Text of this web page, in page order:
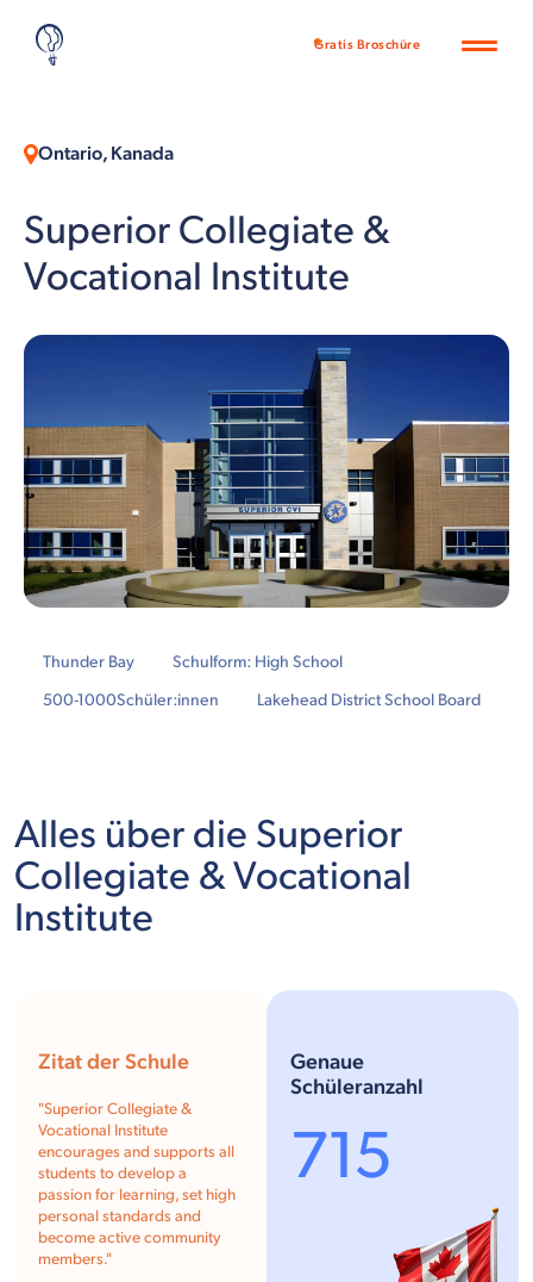
Gratis Broschüre
Ontario, Kanada
Superior Collegiate &
Vocational Institute
Thunder Bay
Schulform: High School
500-1000Schüler:innen Lakehead District School Board
Alles über die Superior
Collegiate & Vocational
Institute
Zitat der Schule
"Superior Collegiate &
Vocational Institute
encourages and supports all
students to develop a
passion for learning, set high
personal standards and
become active community
members."
Genaue
Schüleranzahl
715